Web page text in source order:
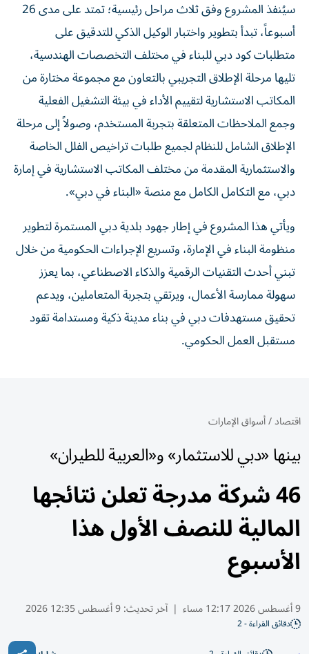
سيُنفذ المشروع وفق ثلاث مراحل رئيسية؛ تمتد على مدى 26
أسبوعاً، تبدأ بتطوير واختبار الوكيل الذكي للتدقيق على
متطلبات كود دبي للبناء في مختلف التخصصات الهندسية،
تليها مرحلة الإطلاق التجريبي بالتعاون مع مجموعة مختارة من
المكاتب الاستشارية لتقييم الأداء في بيئة التشغيل الفعلية
وجمع الملاحظات المتعلقة بتجربة المستخدم، وصولاً إلى مرحلة
الإطلاق الشامل للنظام لجميع طلبات تراخيص الفلل الخاصة
والاستثمارية المقدمة من مختلف المكاتب الاستشارية في إمارة
دبي، مع التكامل الكامل مع منصة «البناء في دبي».
ويأتي هذا المشروع في إطار جهود بلدية دبي المستمرة لتطوير
منظومة البناء في الإمارة، وتسريع الإجراءات الحكومية من خلال
تبني أحدث التقنيات الرقمية والذكاء الاصطناعي، بما يعزز
سهولة ممارسة الأعمال، ويرتقي بتجربة المتعاملين، ويدعم
تحقيق مستهدفات دبي في بناء مدينة ذكية ومستدامة تقود
مستقبل العمل الحكومي.
اقتصاد/أسواق الإمارات
بينها «دبي للاستثمار» و«العربية للطيران»
46 شركة مدرجة تعلن نتائجها
المالية للنصف الأول هذا
الأسبوع
9 أغسطس 2026 12:17 مساء | آخر تحديث:9 أغسطس 12:35 2026
دقائق القراءة - 2